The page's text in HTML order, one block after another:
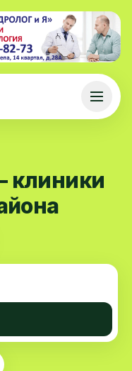
клиники